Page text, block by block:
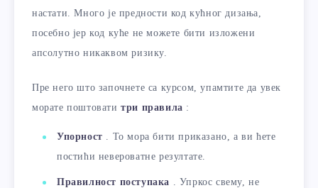
настати. Много је предности код кућног дизања,
посебно јер код куће не можете бити изложени
апсолутно никаквом ризику.
Пре него што започнете са курсом, упамтите да увек
морате поштоватитри правила :
Упорност . То мора бити приказано, а ви ћете
постићи невероватне резултате.
Правилност поступака . Упркос свему, не